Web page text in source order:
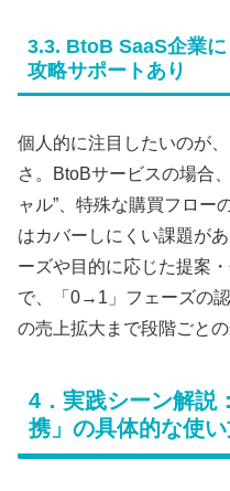
3.3. BtoB SaaS企業
攻略サポートあり
個人的に注目したいのが
さ。BtoBサービスの場合
ャル”、特殊な購買フロー
はカバーしにくい課題が
ーズや目的に応じた提案
で、「0→1」フェーズの
の売上拡大まで段階ごと
4．実践シーン解説
携」の具体的な使